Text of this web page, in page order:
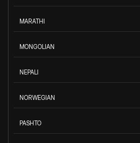
MARATHI
MONGOLIAN
NEPALI
NORWEGIAN
PASHTO